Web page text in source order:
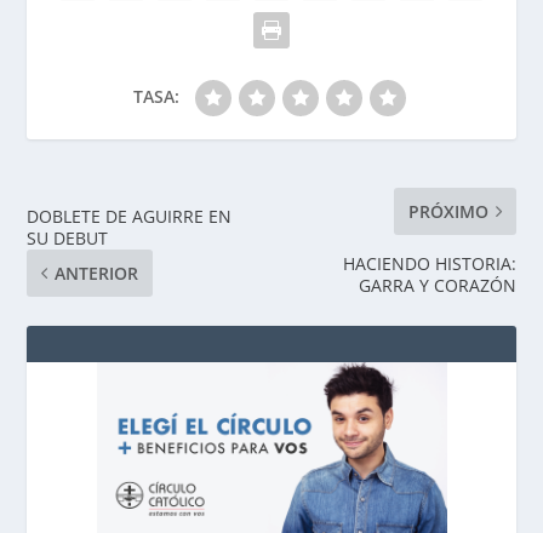
TASA:
DOBLETE DE AGUIRRE EN
SU DEBUT
ANTERIOR
PRÓXIMO
HACIENDO HISTORIA:
GARRA Y CORAZÓN